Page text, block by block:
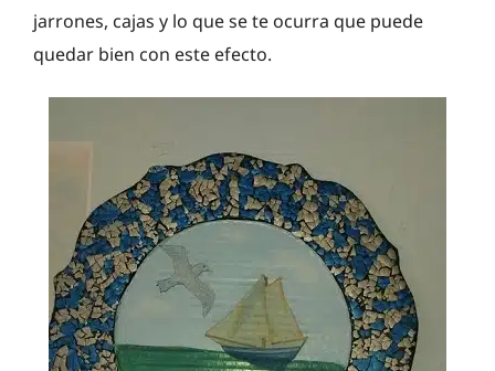
jarrones, cajas y lo que se te ocurra que puede
quedar bien con este efecto.